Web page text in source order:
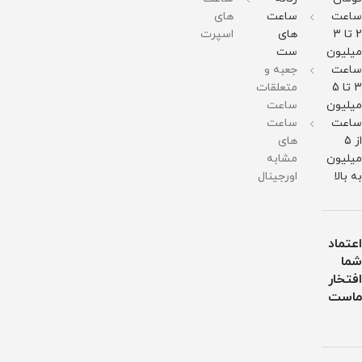
گرم
مقاومت
در
برابر
آب
ساعت
2 تا 3
میلیون
ساعت
3 تا 5
میلیون
ساعت
از 5
میلیون
به بالا
اعتماد
شما
افتخار
ماست
ساعت
های
ست
جعبه و
متعلقات
ساعت
ساعت
های
مشابه
اورجینال
های
اسپرت